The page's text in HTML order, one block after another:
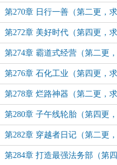
更，求订阅）
第270章 日行一善（第二更，
阅）
第272章 美好时代（第四更，
阅）
第274章 霸道式经营（第二更
订阅）
第276章 石化工业（第四更，
阅）
第278章 烂路神器（第二更，
阅）
第280章 子午线轮胎（第四更
订阅）
第282章 穿越者日记（第二更
订阅）
第284章 打造最强法务部（第四